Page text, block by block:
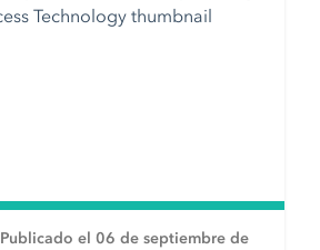
Publicado el 06 de septiembre de